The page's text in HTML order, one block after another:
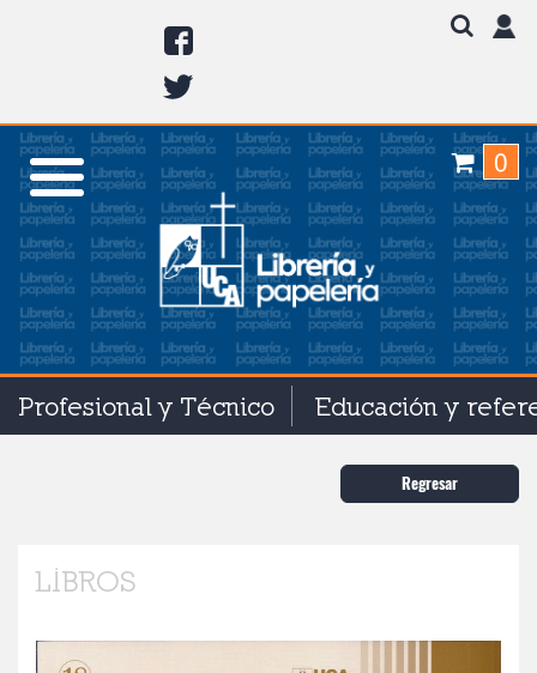
0
Profesional y Técnico Educación y
Regresar
LIBROS